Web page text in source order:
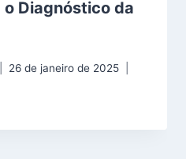
Diagnóstico da
26 de janeiro de 2025